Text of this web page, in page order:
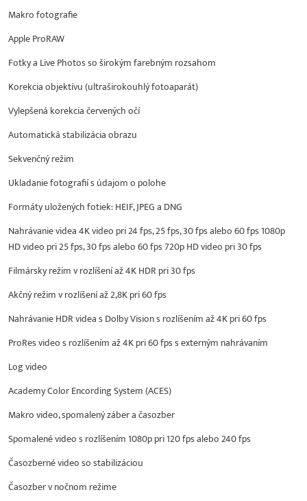
Makro fotografie
Apple ProRAW
Fotky a Live Photos so širokým farebným rozsahom
Korekcia objektívu (ultraširokouhlý fotoaparát)
Vylepšená korekcia červených očí
Automatická stabilizácia obrazu
Sekvenčný režim
Ukladanie fotografií s údajom o polohe
Formáty uložených fotiek: HEIF, JPEG a DNG
Nahrávanie videa 4K video pri 24 fps, 25 fps, 30 fps alebo 60 fps 1080p
HD video pri 25 fps, 30 fps alebo 60 fps 720p HD video pri 30 fps
Filmársky režim v rozlíšení až 4K HDR pri 30 fps
Akčný režim v rozlíšení až 2,8K pri 60 fps
Nahrávanie HDR videa s Dolby Vision s rozlíšením až 4K pri 60 fps
ProRes video s rozlíšením až 4K pri 60 fps s externým nahrávaním
Log video
Academy Color Encording System (ACES)
Makro video, spomalený záber a časozber
Spomalené video s rozlíšením 1080p pri 120 fps alebo 240 fps
Časozberné video so stabilizáciou
Časozber v nočnom režime